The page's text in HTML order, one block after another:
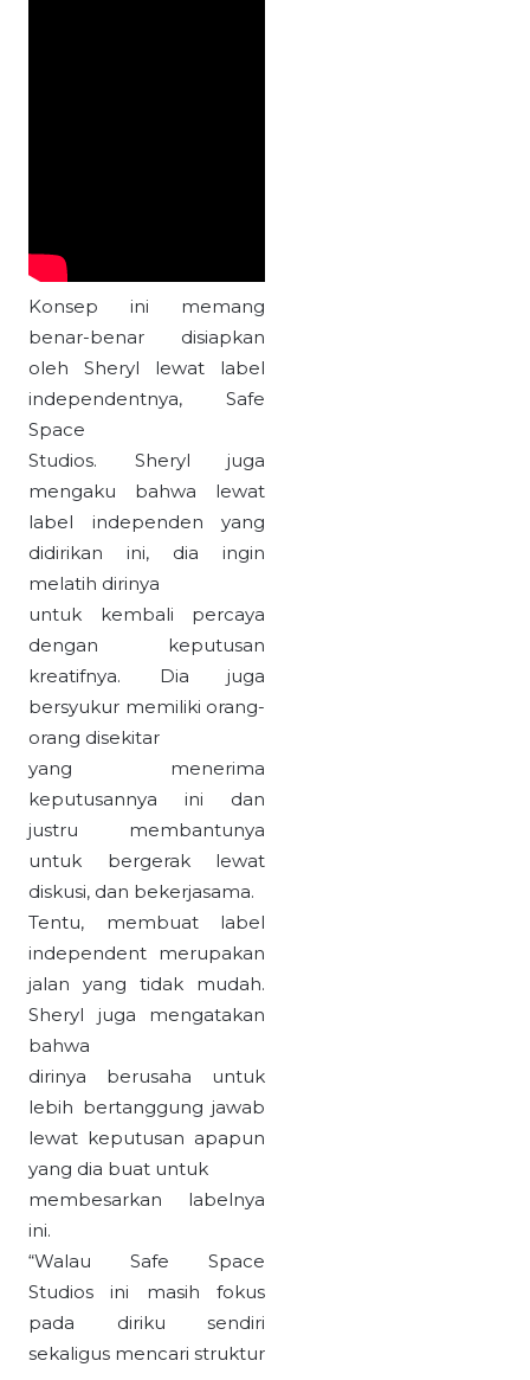
Konsep ini memang
benar-benar disiapkan
oleh Sheryl lewat label
independentnya, Safe
Space
Studios. Sheryl juga
mengaku bahwa lewat
label independen yang
didirikan ini, dia ingin
melatih dirinya
untuk kembali percaya
dengan keputusan
kreatifnya. Dia juga
bersyukur memiliki orang-
orang disekitar
yang menerima
keputusannya ini dan
justru membantunya
untuk bergerak lewat
diskusi, dan bekerjasama.
Tentu, membuat label
independent merupakan
jalan yang tidak mudah.
Sheryl juga mengatakan
bahwa
dirinya berusaha untuk
lebih bertanggung jawab
lewat keputusan apapun
yang dia buat untuk
membesarkan labelnya
ini.
“Walau Safe Space
Studios ini masih fokus
pada diriku sendiri
sekaligus mencari struktur